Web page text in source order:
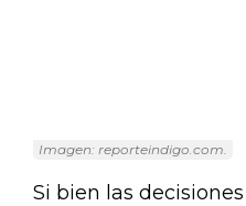
Imagen: reporteindigo.com.
Si bien las